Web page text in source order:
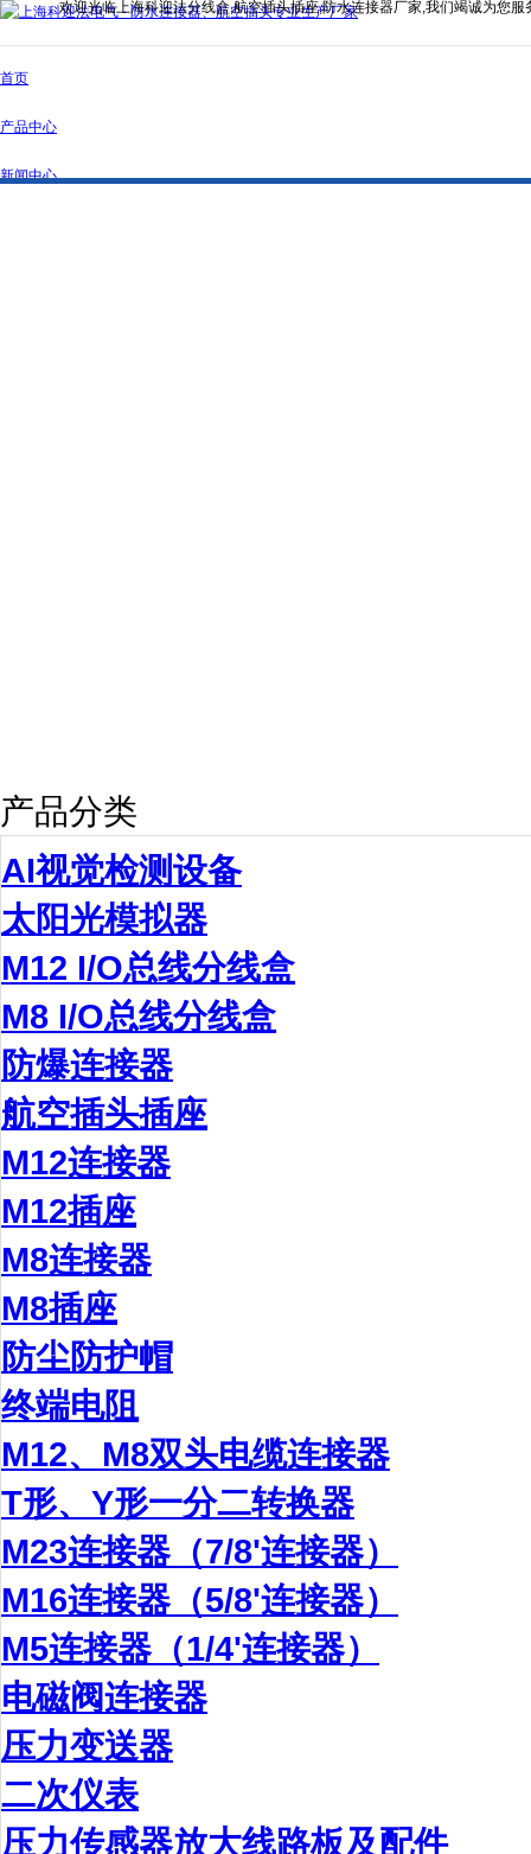
欢迎光临上海科迎法分线盒,航空插头插座,防水连接器厂家,我们竭诚为您服
首页
产品中心
新闻中心
产品分类
AI视觉检测设备
太阳光模拟器
M12 I/O总线分线盒
M8 I/O总线分线盒
防爆连接器
航空插头插座
M12连接器
M12插座
M8连接器
M8插座
防尘防护帽
终端电阻
M12、M8双头电缆连接器
T形、Y形一分二转换器
M23连接器（7/8'连接器）
M16连接器（5/8'连接器）
M5连接器（1/4'连接器）
电磁阀连接器
压力变送器
二次仪表
压力传感器放大线路板及配件